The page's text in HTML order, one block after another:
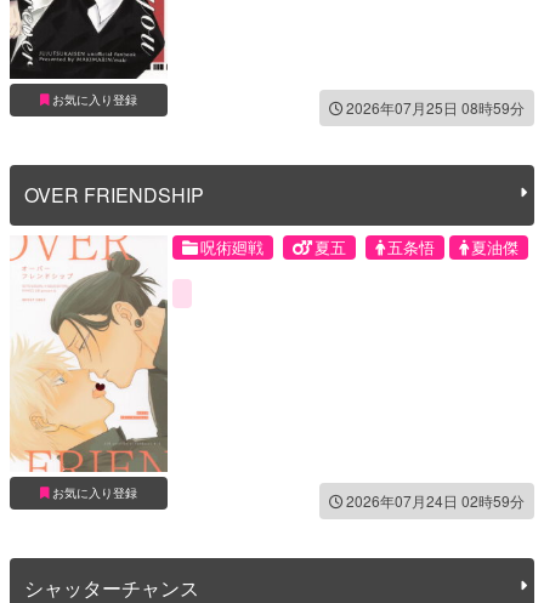
お気に入り登録 2026年07月25日 08時59分
OVER FRIENDSHIP
お気に入り登録
呪術廻戦 夏五 五条悟 夏油傑
2026年07月24日 02時59分
シャッターチャンス